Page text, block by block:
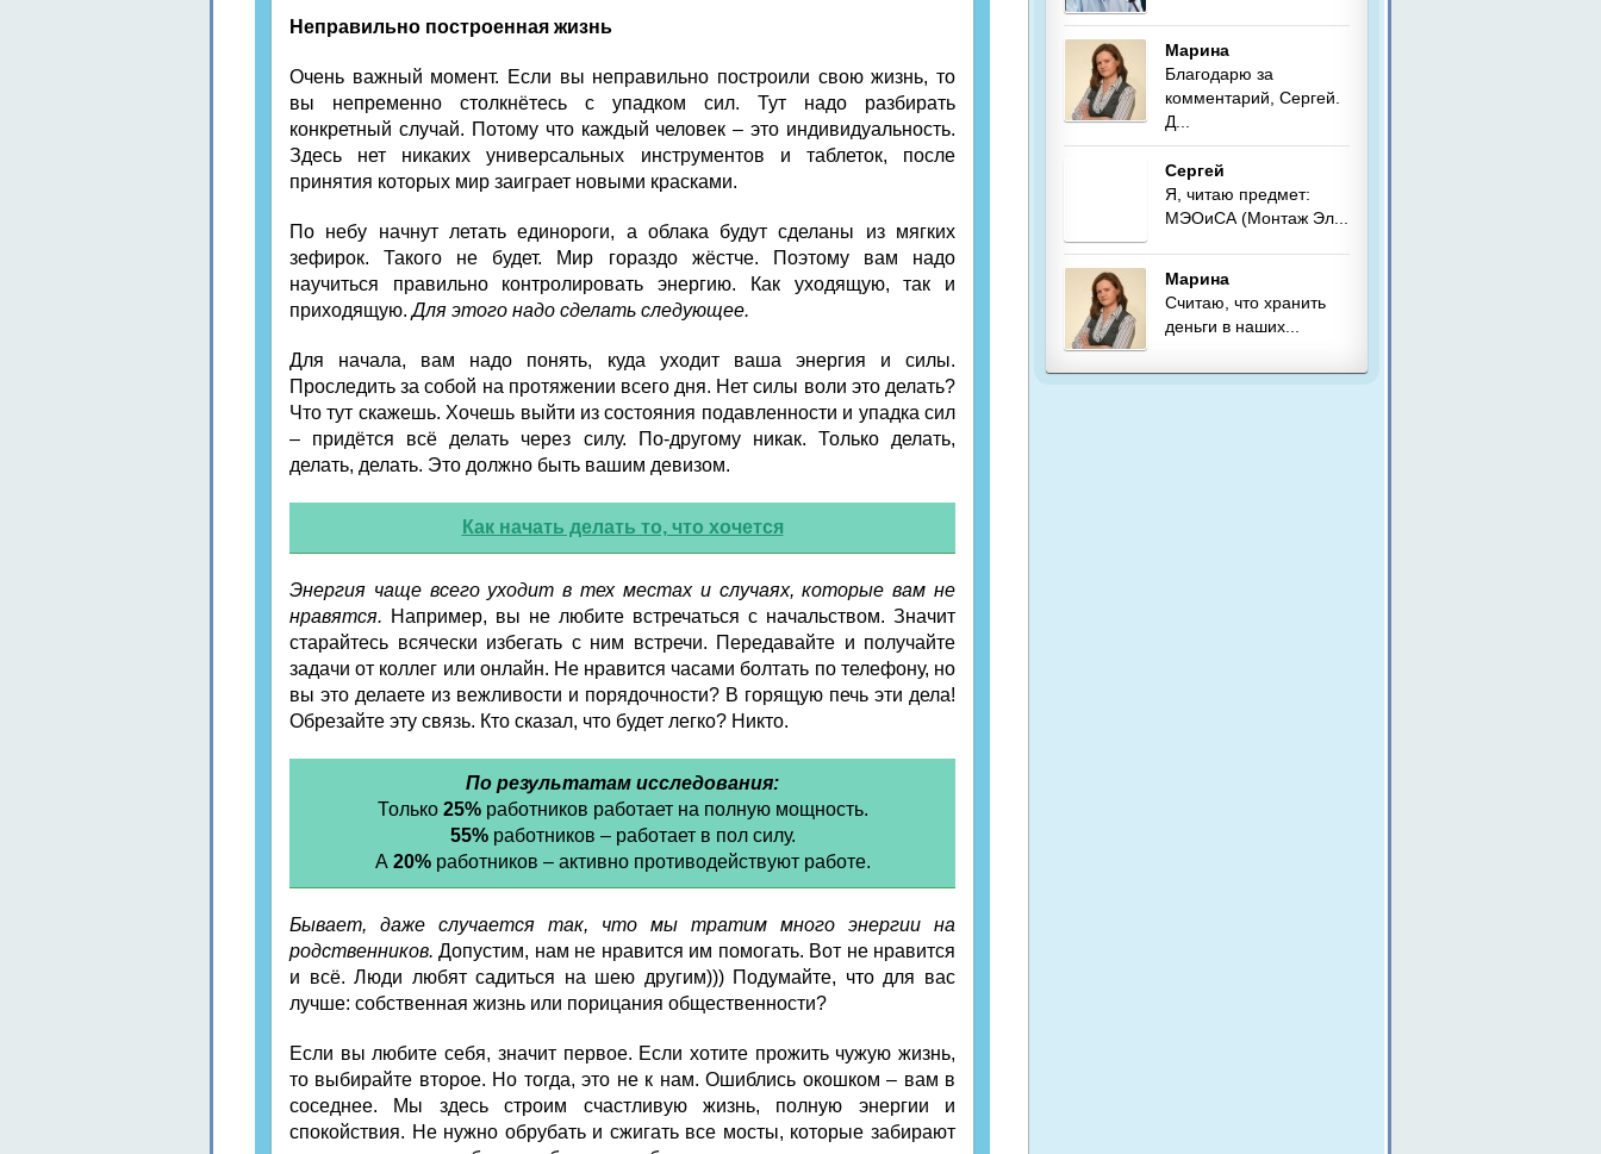
Неправильно построенная жизнь
Очень важный момент. Если вы неправильно построили свою жизнь, то
вы непременно столкнётесь с упадком сил. Тут надо разбирать
конкретный случай. Потому что каждый человек – это индивидуальность.
Здесь нет никаких универсальных инструментов и таблеток, после
принятия которых мир заиграет новыми красками.
По небу начнут летать единороги, а облака будут сделаны из мягких
зефирок. Такого не будет. Мир гораздо жёстче. Поэтому вам надо
научиться правильно контролировать энергию. Как уходящую, так и
приходящую. Для этого надо сделать следующее.
Для начала, вам надо понять, куда уходит ваша энергия и силы.
Проследить за собой на протяжении всего дня. Нет силы воли это делать?
Что тут скажешь. Хочешь выйти из состояния подавленности и упадка сил
– придётся всё делать через силу. По-другому никак. Только делать,
делать, делать. Это должно быть вашим девизом.
Как начать делать то, что хочется
Энергия чаще всего уходит в тех местах и случаях, которые вам не
нравятся. Например, вы не любите встречаться с начальством. Значит
старайтесь всячески избегать с ним встречи. Передавайте и получайте
задачи от коллег или онлайн. Не нравится часами болтать по телефону, но
вы это делаете из вежливости и порядочности? В горящую печь эти дела!
Обрезайте эту связь. Кто сказал, что будет легко? Никто.
По результатам исследования:
Только 25%работников работает на полную мощность.
55%работников – работает в пол силу.
А 20%работников – активно противодействуют работе.
Бывает, даже случается так, что мы тратим много энергии на
родственников. Допустим, нам не нравится им помогать. Вот не нравится
и всё. Люди любят садиться на шею другим))) Подумайте, что для вас
лучше: собственная жизнь или порицания общественности?
Если вы любите себя, значит первое. Если хотите прожить чужую жизнь,
то выбирайте второе. Но тогда, это не к нам. Ошиблись окошком – вам в
соседнее. Мы здесь строим счастливую жизнь, полную энергии и
спокойствия. Не нужно обрубать и сжигать все мосты, которые забирают
Марина
Благодарю за
комментарий, Сергей.
Д...
Сергей
Я, читаю предмет:
МЭОиСА (Монтаж Эл...
Марина
Считаю, что хранить
деньги в наших...